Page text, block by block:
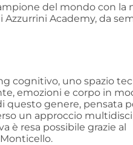
del mondo con la
Academy, da
cognitivo, uno spazio
emozioni e corpo in
questo genere, pensata
un approccio
è resa possibile grazie al